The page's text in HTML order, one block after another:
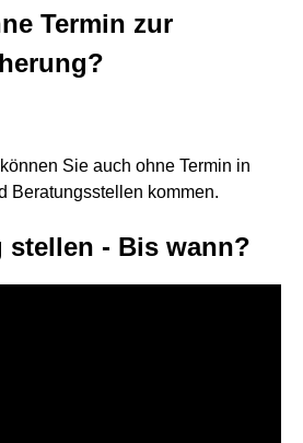
Termin zur
Sie auch ohne Termin in
Beratungsstellen kommen.
stellen - Bis wann?